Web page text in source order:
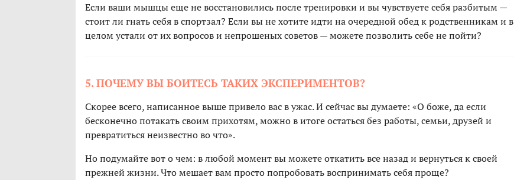
Если ваши мышцы еще не восстановились после тренировки и вы чувствуете себя разбитым —
стоит ли гнать себя в спортзал? Если вы не хотите идти на очередной обед к родственникам и в
целом устали от их вопросов и непрошеных советов — можете позволить себе не пойти?
5. ПОЧЕМУ ВЫ БОИТЕСЬ ТАКИХ ЭКСПЕРИМЕНТОВ?
Скорее всего, написанное выше привело вас в ужас. И сейчас вы думаете: «О боже, да если
бесконечно потакать своим прихотям, можно в итоге остаться без работы, семьи, друзей и
превратиться неизвестно во что».
Но подумайте вот о чем: в любой момент вы можете откатить все назад и вернуться к своей
прежней жизни. Что мешает вам просто попробовать воспринимать себя проще?